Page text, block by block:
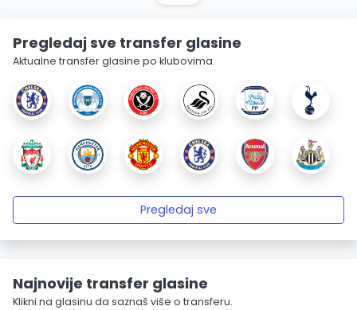
Pregledaj sve transfer glasine
Aktualne transfer glasine po klubovima.
Pregledaj sve
Najnovije transfer glasine
Klikni na glasinu da saznaš više o transferu.